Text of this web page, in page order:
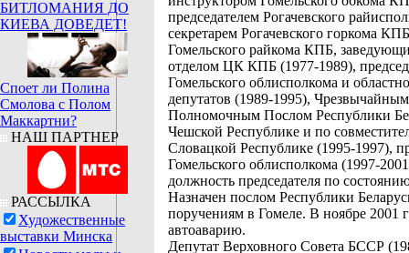
БИТЛОМАНИЯ ДО
КИЕВА ДОВЕДЕТ!
Споет ли Полина
Смолова с Полом
Маккартни?
НАШ ПАРТНЕР
РАССЫЛКА
Художественные
выставки Минска
председателем Рогачевского
секретарем Рогачевского горкома
Гомельского райкома КПБ,
отделом ЦК КПБ (1977-1989),
Гомельского облисполкома и
депутатов (1989-1995),
Полномочным Послом Республики
Чешской Республике и по
Словацкой Республике (1995-1997),
Гомельского облисполкома (1997-
должность председателя по
Назначен послом Республики
поручениям в Гомеле. В ноябре 2001
автоаварию.
Депутат Верховного Совета БССР